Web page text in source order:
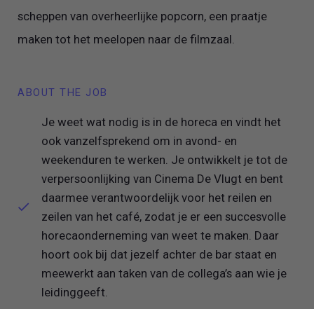
scheppen van overheerlijke popcorn, een praatje
maken tot het meelopen naar de filmzaal.
ABOUT THE JOB
Je weet wat nodig is in de horeca en vindt het
ook vanzelfsprekend om in avond- en
weekenduren te werken. Je ontwikkelt je tot de
verpersoonlijking van Cinema De Vlugt en bent
daarmee verantwoordelijk voor het reilen en
zeilen van het café, zodat je er een succesvolle
horecaonderneming van weet te maken. Daar
hoort ook bij dat jezelf achter de bar staat en
meewerkt aan taken van de collega’s aan wie je
leidinggeeft.